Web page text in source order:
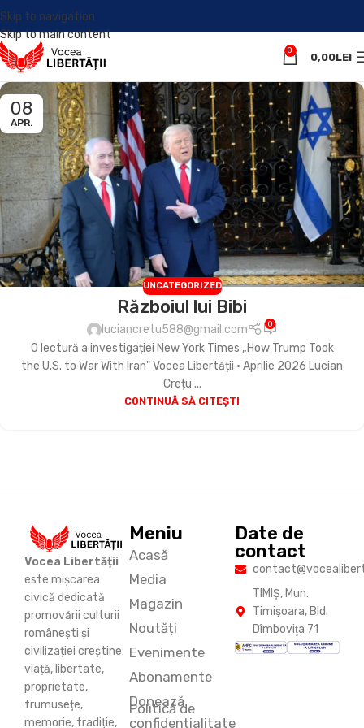
Skip to navigation
Skip to main content
0
0,00LEI
08
APR.
UNCATEGORIZED
Războiul lui Bibi
luciancretu588@gmail.com 0
O lectură a investigației New York Times „How Trump Took
the U.S. to War With Iran" Vocea Libertății • Aprilie 2026 Lucian
Crețu ...
CONTINUĂ SĂ CITEȘTI
Vocea Libertății
este mișcarea
civică dedicată
promovării culturii
românești și
civilizației creștine:
viață, libertate,
proprietate,
frumusețe,
memorie, tradiție,
Meniu
Acasă
Media
Magazin
Noutăți
Evenimente
Abonamente
Donează
Politică de
confidențialitate
Date de
contact
TIMIŞ, Mun.
Timişoara, Bld.
Dîmboviţa 71